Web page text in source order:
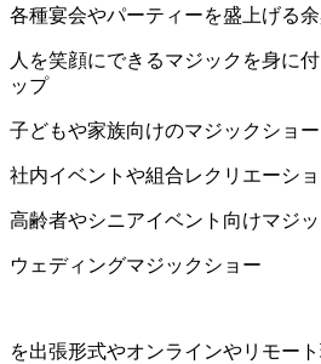
各種宴会やパーティーを盛上げる
人を笑顔にできるマジックを身に
ップ
子どもや家族向けのマジックショー
社内イベントや組合レクリエーシ
高齢者やシニアイベント向けマジ
ウェディングマジックショー
を出張形式やオンラインやリモー